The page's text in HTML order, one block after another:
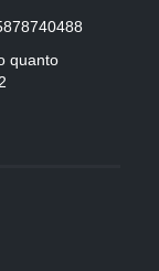
quanto